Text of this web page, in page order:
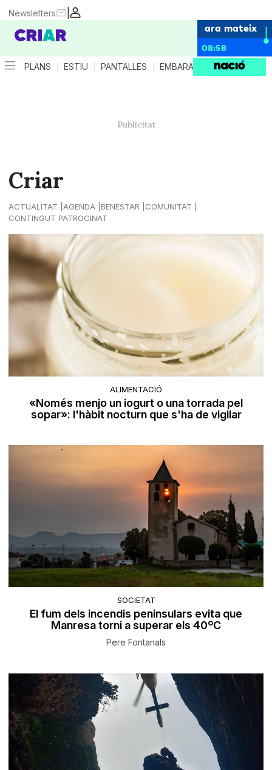
|
Newsletters
ara mateix
08:58
PLANS ESTIU PANTALLES EMBARÀS CRIANÇA
Criar
ACTUALITAT AGENDA BENESTAR
COMUNITAT
CONTINGUT PATROCINAT
ALIMENTACIÓ
«Només menjo un iogurt o una torrada pel
sopar»: l'hàbit nocturn que s'ha de vigilar
SOCIETAT
El fum dels incendis peninsulars evita que
Manresa torni a superar els 40ºC
Pere Fontanals